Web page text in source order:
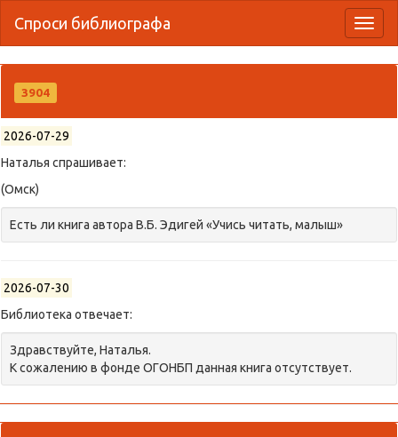
Спроси библиографа
3904
2026-07-29
Наталья спрашивает:
(Омск)
Есть ли книга автора В.Б. Эдигей «Учись читать, малыш»
2026-07-30
Библиотека отвечает:
Здравствуйте, Наталья.
К сожалению в фонде ОГОНБП данная книга отсутствует.